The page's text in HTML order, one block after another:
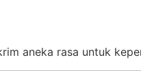
aneka rasa untuk